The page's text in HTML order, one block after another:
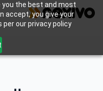
you the best and most
accept, you give your
our privacy policy.